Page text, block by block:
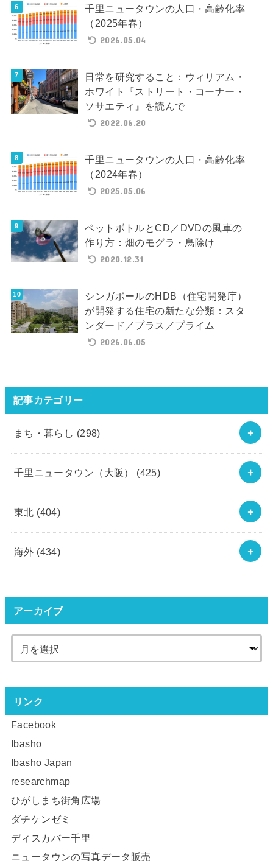
千里ニュータウンの人口・高齢化率
（2025年春）
2026.05.04
日常を研究すること：ウィリアム・
ホワイト『ストリート・コーナー・
ソサエティ』を読んで
2022.06.20
千里ニュータウンの人口・高齢化率
（2024年春）
2025.05.06
ペットボトルとCD／DVDの風車の
作り方：畑のモグラ・鳥除け
2020.12.31
シンガポールのHDB（住宅開発庁）
が開発する住宅の新たな分類：スタ
ンダード／プラス／プライム
2026.06.05
記事カテゴリー
まち・暮らし (298)
千里ニュータウン（大阪） (425)
東北 (404)
海外 (434)
アーカイブ
リンク
Facebook
Ibasho
Ibasho Japan
researchmap
ひがしまち街角広場
ダチケンゼミ
ディスカバー千里
ニュータウンの写真データ販売